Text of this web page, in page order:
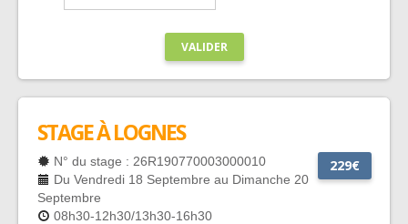
VALIDER
STAGE À LOGNES
229€
N° du stage : 26R190770003000010
Du Vendredi 18 Septembre au Dimanche 20
Septembre
08h30-12h30/13h30-16h30